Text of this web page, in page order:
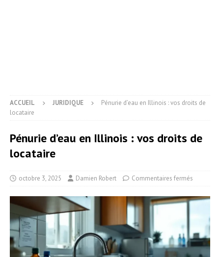
ACCUEIL JURIDIQUE
Pénurie d’eau en Illinois : vos droits de
locataire
Pénurie d’eau en Illinois : vos droits de
locataire
octobre 3, 2025 Damien Robert Commentaires fermés